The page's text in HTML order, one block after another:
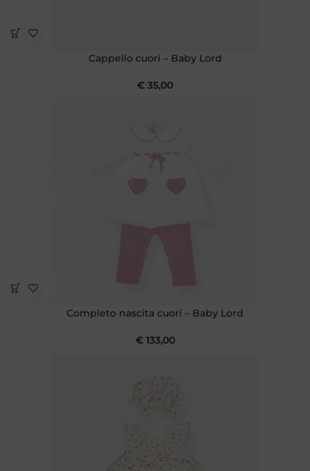
Cappello cuori – Baby Lord
€ 35,00
Completo nascita cuori – Baby Lord
€133,00